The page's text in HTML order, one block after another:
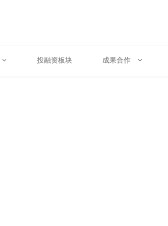
投融资板块 成果合作